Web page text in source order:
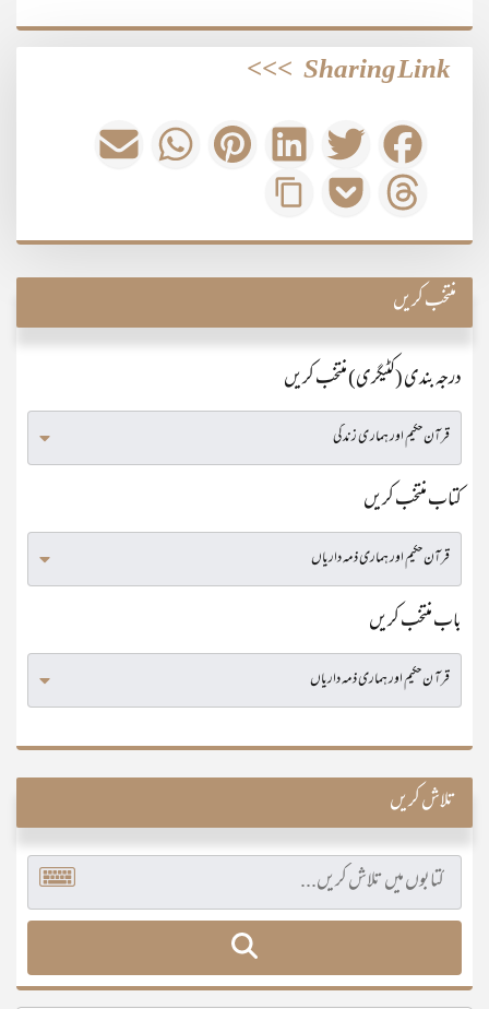
Sharing Link
>>>
منتخب کریں
درجہ بندی (کٹیگری) منتخب کریں
کتاب منتخب کریں
باب منتخب کریں
تلاش کریں